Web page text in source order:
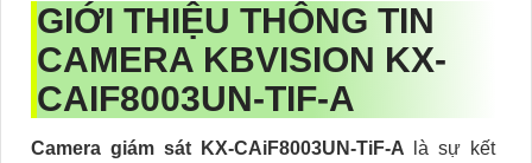
GIỚI THIỆU THÔNG TIN
CAMERA KBVISION KX-
CAIF8003UN-TIF-A
Camera giám sát KX-CAiF8003UN-TiF-A là sự kết